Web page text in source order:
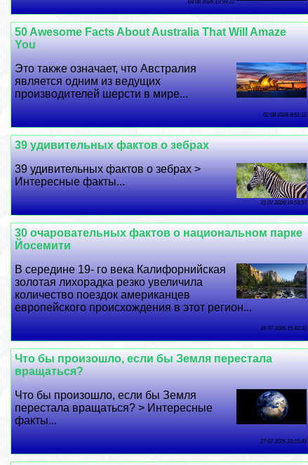
04 08 2026 19:59:22
50 Awesome Facts About Australia That Will Amaze
You
Это также означает, что Австралия
является одним из ведущих
производителей шерсти в мире...
02 08 2026 8:51:12
39 удивительных фактов о зебрах
39 удивительных фактов о зебрах >
Интересные факты...
31 07 2026 16:53:57
30 очаровательных фактов о национальном парке
Йосемити
В середине 19- го века Калифорнийская
золотая лихорадка резко увеличила
количество поездок американцев
европейского происхождения в этот регион...
29 07 2026 15:42:31
Что бы произошло, если бы Земля перестала
вращаться?
Что бы произошло, если бы Земля
перестала вращаться? > Интересные
факты...
27 07 2026 23:15:41